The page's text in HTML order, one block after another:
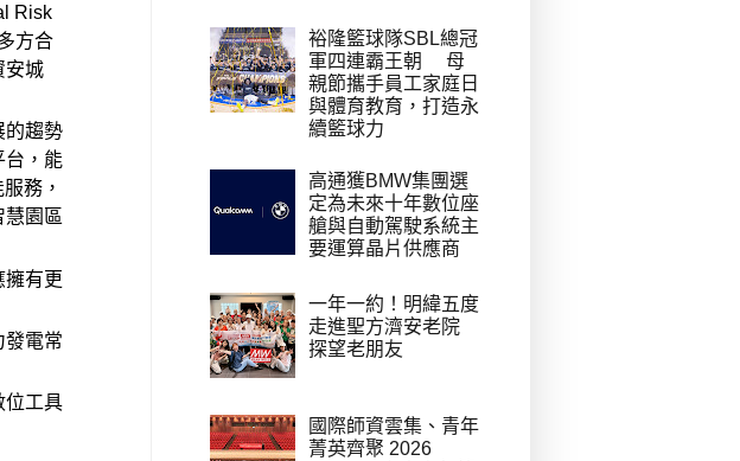
Risk
方合
安城
的趨勢
台，能
務，
園區
有更
發電常
位工具
裕隆籃球隊SBL總冠
軍四連霸王朝 母
親節攜手員工家庭日
與體育教育，打造永
續籃球力
高通獲BMW集團選
定為未來十年數位座
艙與自動駕駛系統主
要運算晶片供應商
一年一約！明緯五度
走進聖方濟安老院
探望老朋友
國際師資雲集、青年
菁英齊聚 2026